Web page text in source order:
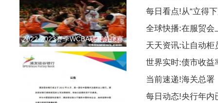
2022-2023赛季WCBA联赛总决赛
第二
每日看点!从“立得
全球快播:在服贸会
天天资讯:让自动柜
世界实时:债市收益
当前速递!海关总署
每日动态!央行年内